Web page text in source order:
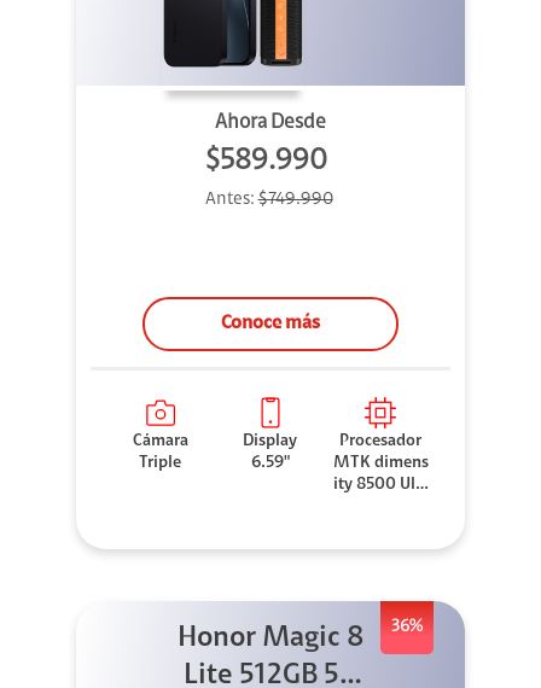
Ahora Desde
$589.990
Antes:$749.990
Conoce más
Cámara
Triple
Display
6.59"
Procesador
MTK dimens
ity 8500 Ultr
36%
Honor Magic 8
Lite 512GB 5G